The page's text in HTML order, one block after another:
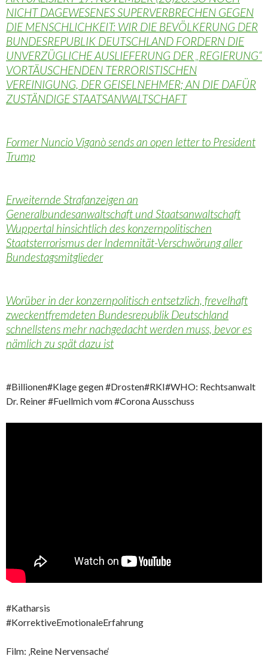
NICHT DAGEWESENES SUPERVERBRECHEN GEGEN
DIE MENSCHLICHKEIT: WIR DIE BEVÖLKERUNG DER
BUNDESREPUBLIK DEUTSCHLAND FORDERN DIE
UNVERZÜGLICHE AUSLIEFERUNG DER „REGIERUNG“
VORTÄUSCHENDEN TERRORISTISCHEN
VEREINIGUNG, DER GEISELNEHMER; AN DIE DAFÜR
ZUSTÄNDIGE STAATSANWALTSCHAFT
Former Nuncio Viganò sends an open letter to President
Trump
Erweiternde Strafanzeigen an
Generalbundesanwaltschaft und Staatsanwaltschaft
Wuppertal hinsichtlich des konzernpolitischen
Staatsterrorismus der Indemnität-Verschwörung aller
Bundestagsmitglieder
Worüber in der konzernpolitisch entsetzlich, frevelhaft
zweckentfremdeten Bundesrepublik Deutschland
schnellstens mehr nachgedacht werden muss, bevor es
nämlich zu spät dazu ist
#Billionen#Klage gegen #Drosten#RKI#WHO: Rechtsanwalt
Dr. Reiner #Fuellmich vom #Corona Ausschuss
#Katharsis
#KorrektiveEmotionaleErfahrung
Film: ‚Reine Nervensache‘